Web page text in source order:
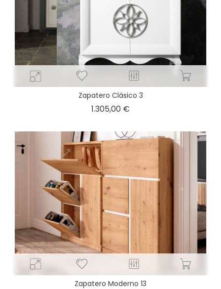
Zapatero Clásico 3
1.305,00 €
Zapatero Moderno 13